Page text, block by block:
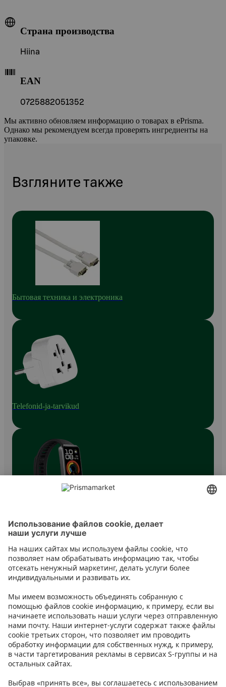
Страна производства
Hiina
EAN
0725882051352
Мы активно обновляем информацию о товарах в ePrisma.
Однако мы рекомендуем всегда проверять ингредиенты на
упаковке.
Взгляните также
Бытовая техника и электроника
Telefonid-ja-tarvikud
Инструкции
Условия